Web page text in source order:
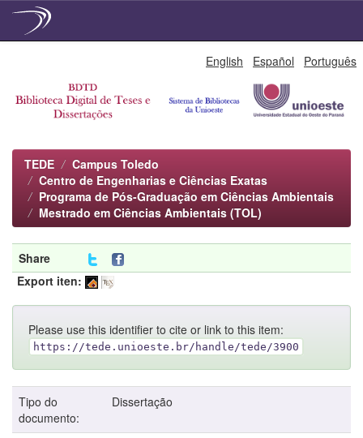
English Español Português
TEDE
Campus Toledo
Centro de Engenharias e Ciências Exatas
Programa de Pós-Graduação em Ciências Ambientais
Mestrado em Ciências Ambientais (TOL)
Share
Export iten:
Please use this identifier to cite or link to this item:
https://tede.unioeste.br/handle/tede/3900
Tipo do
documento:
Dissertação